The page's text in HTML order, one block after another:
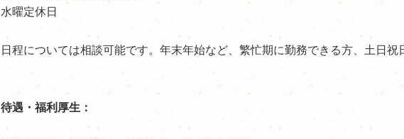
水曜定休日
日程については相談可能です。年末年始など、繁忙期に勤務できる方、土日祝
待遇・福利厚生：